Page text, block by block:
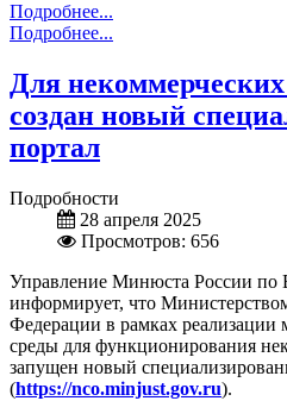
Подробнее...
Подробнее...
Для
создан новый
портал
Подробности
28 апреля 2025
Просмотров: 656
Управление Минюста России по
информирует, что
Федерации в рамках
среды для функционирования
запущен новый
(https://nco.minjust.gov.ru).